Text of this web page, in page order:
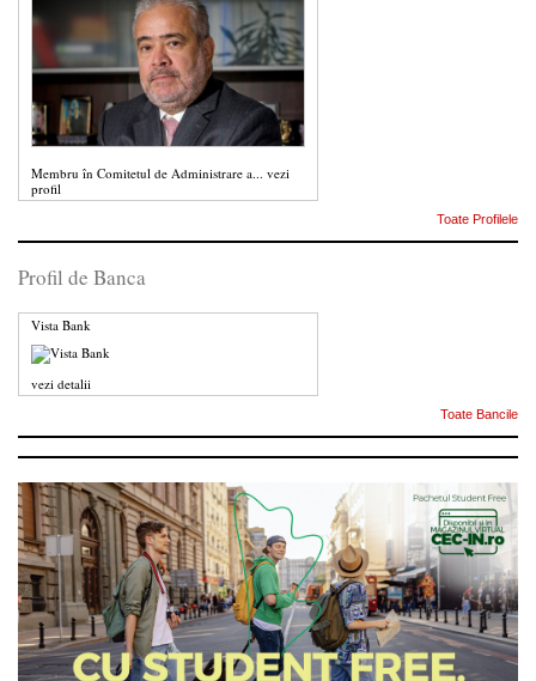
Membru în Comitetul de Administrare a... vezi
profil
Toate Profilele
Profil de Banca
Vista Bank
vezi detalii
Toate Bancile